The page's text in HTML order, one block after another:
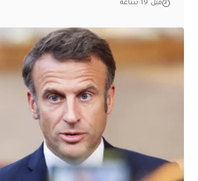
قبل 19 ساعة